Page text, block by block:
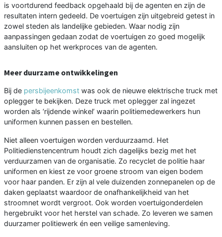
is voortdurend feedback opgehaald bij de agenten en zijn de
resultaten intern gedeeld. De voertuigen zijn uitgebreid getest in
zowel steden als landelijke gebieden. Waar nodig zijn
aanpassingen gedaan zodat de voertuigen zo goed mogelijk
aansluiten op het werkproces van de agenten.
Meer duurzame ontwikkelingen
Bij de persbijeenkomst was ook de nieuwe elektrische truck met
oplegger te bekijken. Deze truck met oplegger zal ingezet
worden als ‘rijdende winkel’ waarin politiemedewerkers hun
uniformen kunnen passen en bestellen.
Niet alleen voertuigen worden verduurzaamd. Het
Politiedienstencentrum houdt zich dagelijks bezig met het
verduurzamen van de organisatie. Zo recyclet de politie haar
uniformen en kiest ze voor groene stroom van eigen bodem
voor haar panden. Er zijn al vele duizenden zonnepanelen op de
daken geplaatst waardoor de onafhankelijkheid van het
stroomnet wordt vergroot. Ook worden voertuigonderdelen
hergebruikt voor het herstel van schade. Zo leveren we samen
duurzamer politiewerk én een veilige samenleving.